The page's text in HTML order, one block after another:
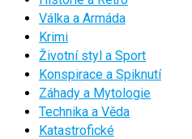
Válka a Armáda
Krimi
Životní styl a Sport
Konspirace a Spiknutí
Záhady a Mytologie
Technika a Věda
Katastrofické